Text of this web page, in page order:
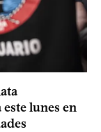
lunes en